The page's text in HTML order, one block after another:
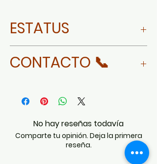
ESTATUS
CONTACTO 📞
No hay reseñas todavía
Comparte tu opinión. Deja la primera
reseña.